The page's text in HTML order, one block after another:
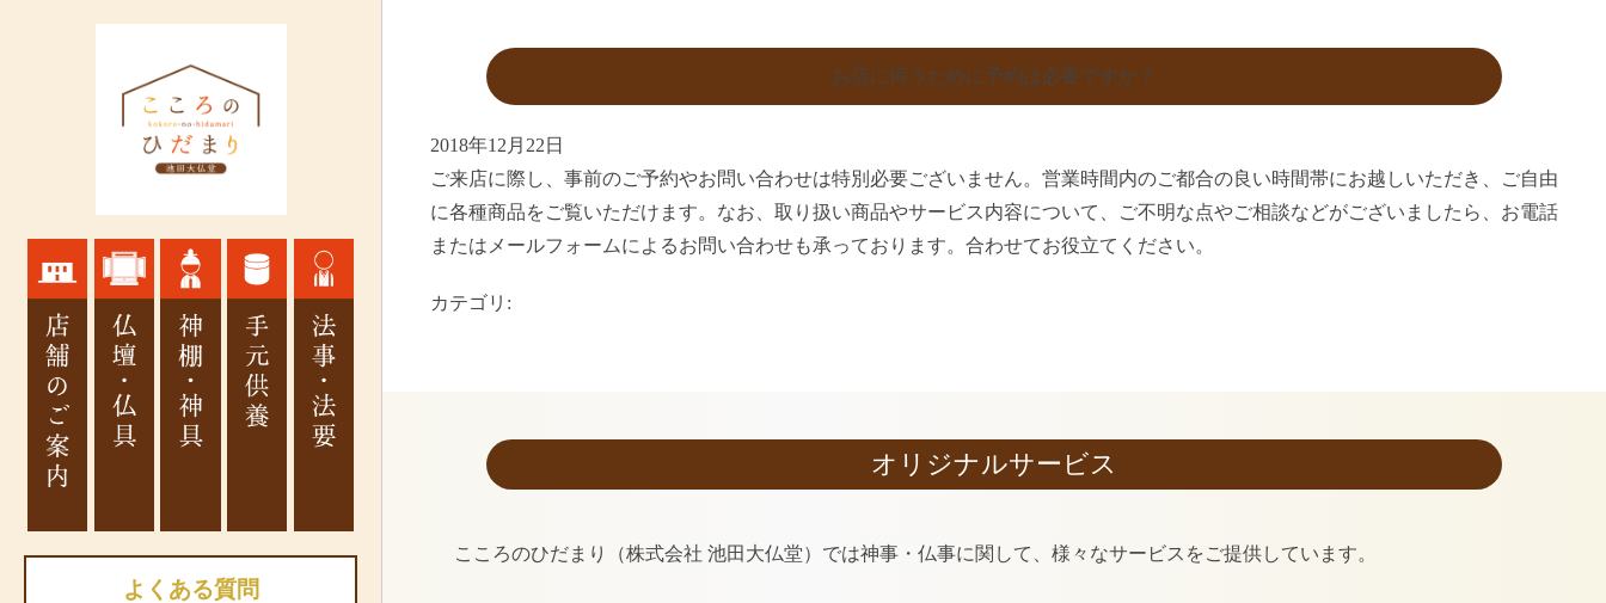
よくある質問
お店に伺うために予約は必要ですか？
2018年12月22日
ご来店に際し、事前のご予約やお問い合わせは特別必要ございません。営業時間内のご都合の良い時間帯にお越しいただき、ご自由
に各種商品をご覧いただけます。なお、取り扱い商品やサービス内容について、ご不明な点やご相談などがございましたら、お電話
またはメールフォームによるお問い合わせも承っております。合わせてお役立てください。
カテゴリ:
オリジナルサービス
こころのひだまり（株式会社 池田大仏堂）では神事・仏事に関して、様々なサービスをご提供しています。